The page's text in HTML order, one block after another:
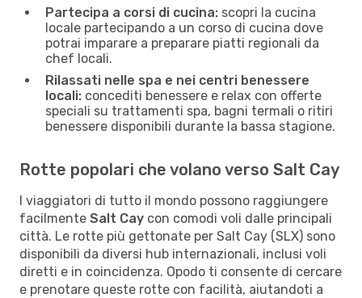
Partecipa a corsi di cucina: scopri la cucina
locale partecipando a un corso di cucina dove
potrai imparare a preparare piatti regionali da
chef locali.
Rilassati nelle spa e nei centri benessere
locali: concediti benessere e relax con offerte
speciali su trattamenti spa, bagni termali o ritiri
benessere disponibili durante la bassa stagione.
Rotte popolari che volano verso Salt Cay
I viaggiatori di tutto il mondo possono raggiungere
facilmente Salt Cay con comodi voli dalle principali
città. Le rotte più gettonate per Salt Cay (SLX) sono
disponibili da diversi hub internazionali, inclusi voli
diretti e in coincidenza. Opodo ti consente di cercare
e prenotare queste rotte con facilità, aiutandoti a